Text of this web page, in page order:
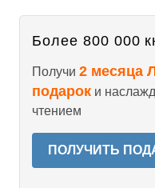
Более 800 000
Получи 2 месяца
подарок и
чтением
ПОЛУЧИТЬ